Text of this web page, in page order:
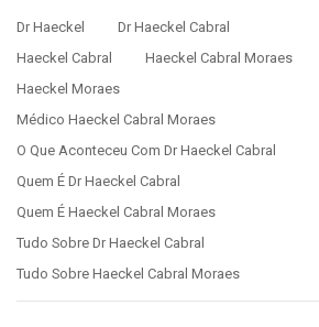
Dr Haeckel
Dr Haeckel Cabral
Haeckel Cabral
Haeckel Cabral Moraes
Haeckel Moraes
Médico Haeckel Cabral Moraes
O Que Aconteceu Com Dr Haeckel Cabral
Quem É Dr Haeckel Cabral
Quem É Haeckel Cabral Moraes
Tudo Sobre Dr Haeckel Cabral
Tudo Sobre Haeckel Cabral Moraes